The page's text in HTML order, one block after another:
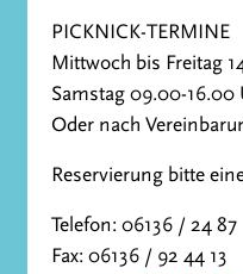
PICKNICK-TERMINE
Mittwoch bis Freitag
Samstag 09.00-16.00
Oder nach
Reservierung bitte
Telefon: 06136 / 24 87
Fax: 06136 / 92 44 13